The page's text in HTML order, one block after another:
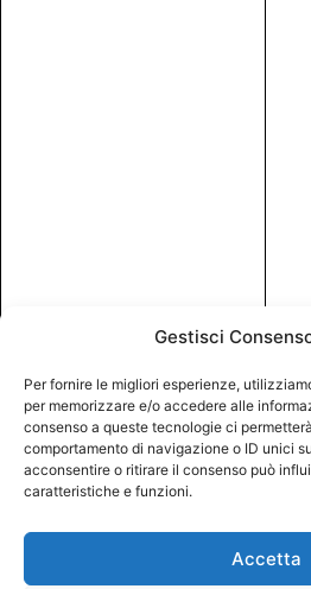
Gestisci
Per fornire le migliori esperienze,
per memorizzare e/o accedere alle
consenso a queste tecnologie ci
comportamento di navigazione o ID unici
acconsentire o ritirare il consenso può
caratteristiche e funzioni.
Accetta